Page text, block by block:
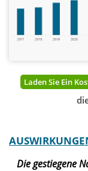
Laden Sie Ein
Die gestiegene